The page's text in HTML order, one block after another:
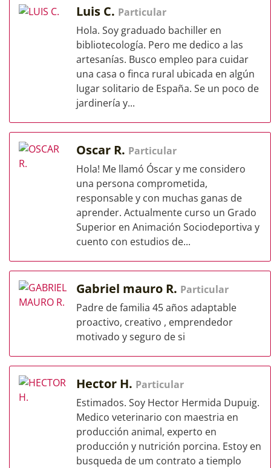
Luis C. Particular
Hola. Soy graduado bachiller en
bibliotecología. Pero me dedico a las
artesanías. Busco empleo para cuidar
una casa o finca rural ubicada en algún
lugar solitario de España. Se un poco de
jardinería y...
Oscar R. Particular
Hola! Me llamó Óscar y me considero
una persona comprometida,
responsable y con muchas ganas de
aprender. Actualmente curso un Grado
Superior en Animación Sociodeportiva y
cuento con estudios de...
Gabriel mauro R. Particular
Padre de familia 45 años adaptable
proactivo, creativo , emprendedor
motivado y seguro de si
Hector H. Particular
Estimados. Soy Hector Hermida Dupuig.
Medico veterinario con maestria en
producción animal, experto en
producción y nutrición porcina. Estoy en
busqueda de um contrato a tiemplo